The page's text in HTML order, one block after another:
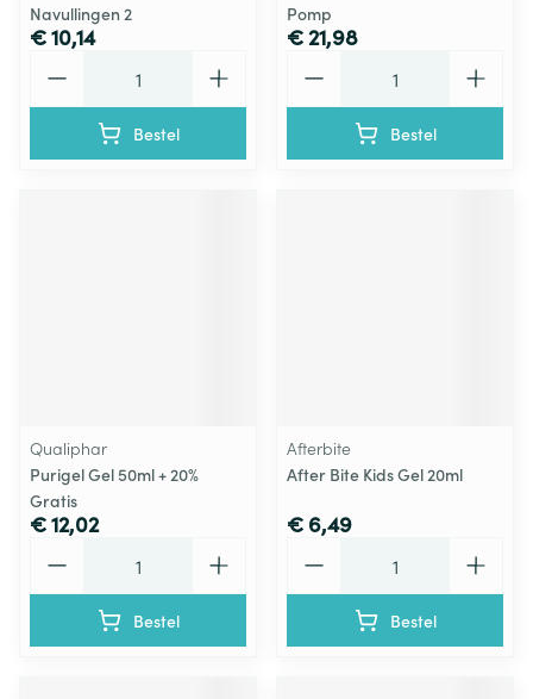
Navullingen 2
€ 10,14
Bestel
Pomp
€ 21,98
Bestel
Qualiphar
Purigel Gel 50ml + 20%
Gratis
€ 12,02
Bestel
Afterbite
After Bite Kids Gel 20ml
€ 6,49
Bestel